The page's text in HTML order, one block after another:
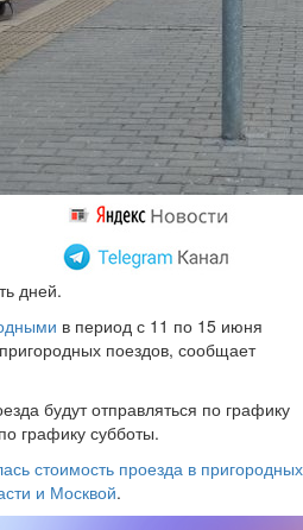
дней.
в период с 11 по 15 июня
поездов, сообщает
будут отправляться по графику
графику субботы.
стоимость проезда в пригородных
и Москвой.